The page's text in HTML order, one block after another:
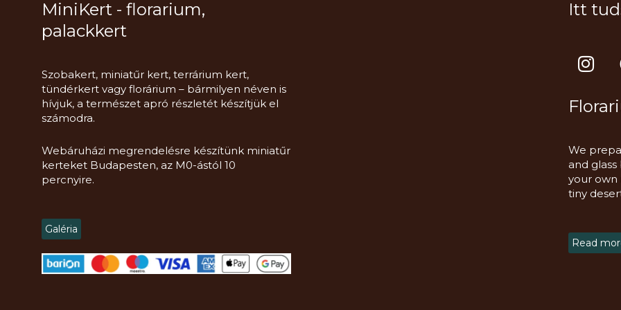
MiniKert - florarium,
palackkert
Szobakert, miniatűr kert, terrárium kert,
tündérkert vagy florárium – bármilyen néven is
hívjuk, a természet apró részletét készítjük el
számodra.
Webáruházi megrendelésre készítünk miniatűr
kerteket Budapesten, az M0-ástól 10
percnyire.
Galéria
Itt
I
n
t
g
r
a
m
We
and
your own
tiny
Read